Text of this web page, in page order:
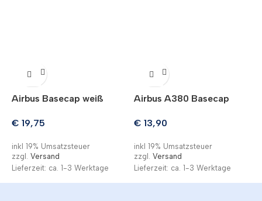
Airbus Basecap weiß
€ 19,75
inkl 19% Umsatzsteuer
zzgl. Versand
Lieferzeit: ca. 1-3 Werktage
Airbus A380 Basecap
€ 13,90
inkl 19% Umsatzsteuer
zzgl. Versand
Lieferzeit: ca. 1-3 Werktage